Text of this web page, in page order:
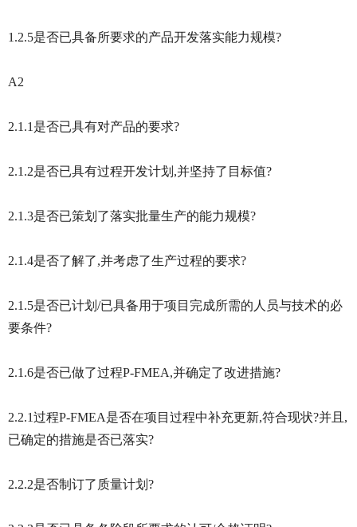
1.2.5是否已具备所要求的产品开发落实能力规模?
A2
2.1.1是否已具有对产品的要求?
2.1.2是否已具有过程开发计划,并坚持了目标值?
2.1.3是否已策划了落实批量生产的能力规模?
2.1.4是否了解了,并考虑了生产过程的要求?
2.1.5是否已计划/已具备用于项目完成所需的人员与技术的必
要条件?
2.1.6是否已做了过程P-FMEA,并确定了改进措施?
2.2.1过程P-FMEA是否在项目过程中补充更新,符合现状?并且,
已确定的措施是否已落实?
2.2.2是否制订了质量计划?